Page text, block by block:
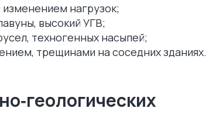
нагрузок;
высокий УГВ;
техногенных насыпей;
трещинами на соседних зданиях.